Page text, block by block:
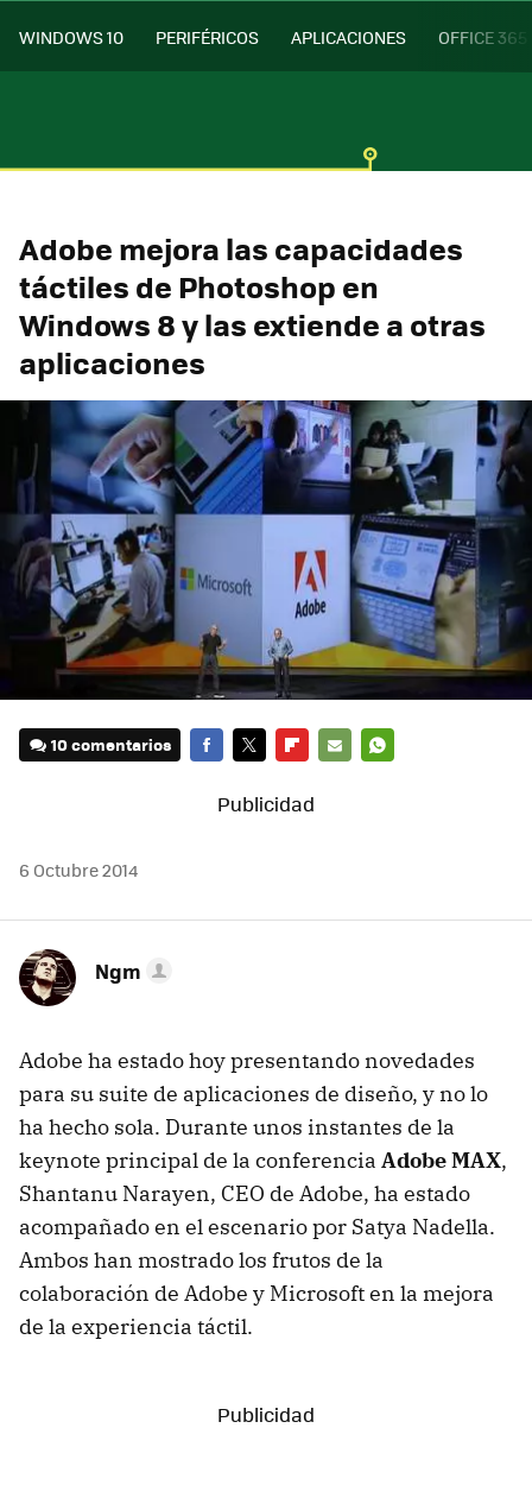
WINDOWS 10 PERIFÉRICOS APLICACIONES OFFICE 365
Adobe mejora las capacidades
táctiles de Photoshop en
Windows 8 y las extiende a otras
aplicaciones
10 comentarios
6 Octubre 2014
Ngm
Adobe ha estado hoy presentando novedades
para su suite de aplicaciones de diseño, y no lo
ha hecho sola. Durante unos instantes de la
keynote principal de la conferencia Adobe MAX,
Shantanu Narayen, CEO de Adobe, ha estado
acompañado en el escenario por Satya Nadella.
Ambos han mostrado los frutos de la
colaboración de Adobe y Microsoft en la mejora
de la experiencia táctil.